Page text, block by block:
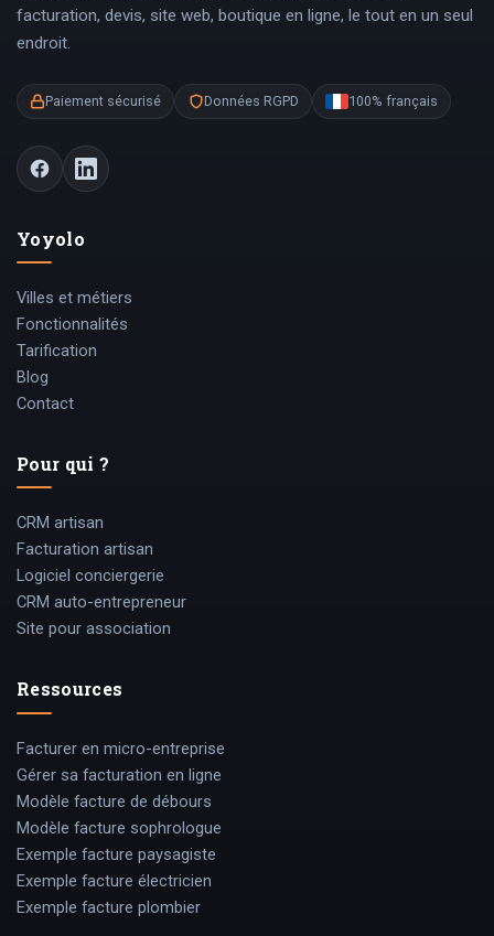
facturation, devis, site web, boutique en ligne, le tout en un seul
endroit.
Paiement sécurisé Données RGPD 100% français
Yoyolo
Villes et métiers
Fonctionnalités
Tarification
Blog
Contact
Pour qui ?
CRM artisan
Facturation artisan
Logiciel conciergerie
CRM auto-entrepreneur
Site pour association
Ressources
Facturer en micro-entreprise
Gérer sa facturation en ligne
Modèle facture de débours
Modèle facture sophrologue
Exemple facture paysagiste
Exemple facture électricien
Exemple facture plombier